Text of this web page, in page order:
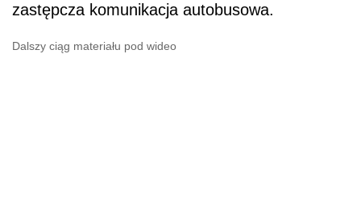
zastępcza komunikacja autobusowa.
Dalszy ciąg materiału pod wideo